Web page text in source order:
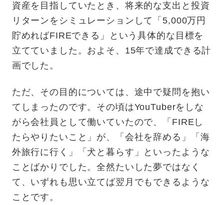
資産を目指していたとき、将来的な支出と投資
リターンをシミュレーションして「5,000万円
貯めればFIREできる」という具体的な目標を
立てていました。およそ、15年で達成できる計
画でした。
ただ、その目的については、途中で疑問を抱い
てしまったのです。その頃はYouTuberをしな
がら会社員として働いていたので、「FIREし
たらやりたいこと」が、「会社を辞める」「海
外旅行に行く」「犬と暮らす」といったような
ことばかりでした。全然たいした夢ではなく
て、いずれも思い立てば翌月でもできるような
ことです。